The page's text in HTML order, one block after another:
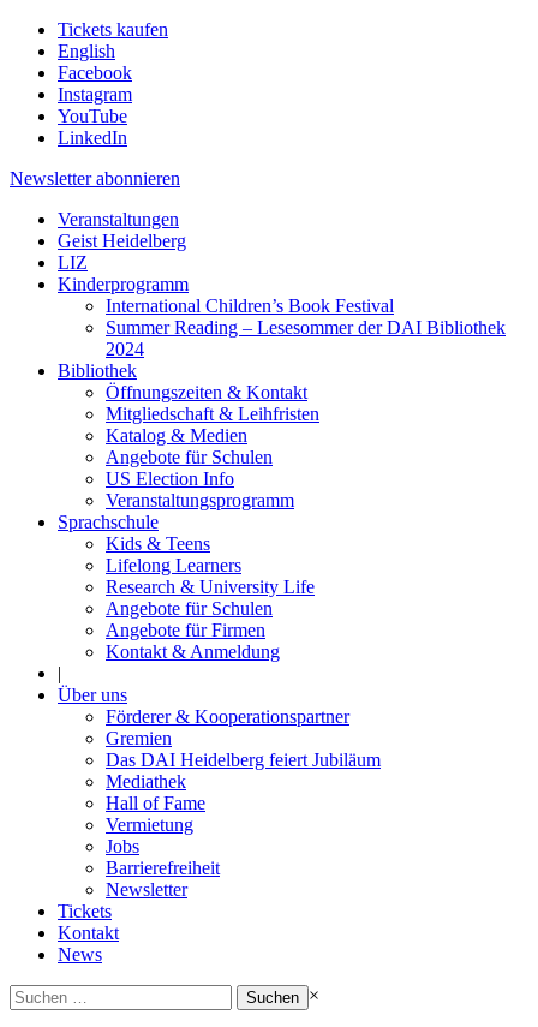
Tickets kaufen
English
Facebook
Instagram
YouTube
LinkedIn
Newsletter abonnieren
Veranstaltungen
Geist Heidelberg
LIZ
Kinderprogramm
International Children’s Book Festival
Summer Reading – Lesesommer der DAI Bibliothek
2024
Bibliothek
Öffnungszeiten & Kontakt
Mitgliedschaft & Leihfristen
Katalog & Medien
Angebote für Schulen
US Election Info
Veranstaltungsprogramm
Sprachschule
Kids & Teens
Lifelong Learners
Research & University Life
Angebote für Schulen
Angebote für Firmen
Kontakt & Anmeldung
|
Über uns
Förderer & Kooperationspartner
Gremien
Das DAI Heidelberg feiert Jubiläum
Mediathek
Hall of Fame
Vermietung
Jobs
Barrierefreiheit
Newsletter
Tickets
Kontakt
News
Suchen
nach:
×